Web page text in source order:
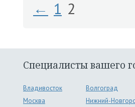
← 1 2
Специалисты вашего
Владивосток
Волгоград
Москва
Нижний-